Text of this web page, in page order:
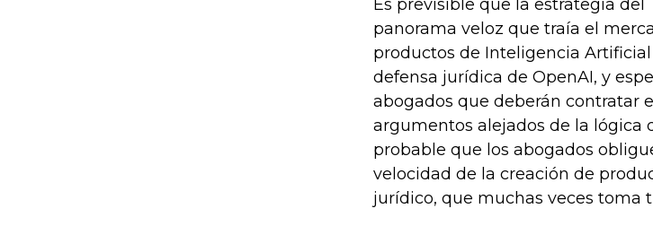
Es previsible que la estrategia del
panorama veloz que traía el
productos de Inteligencia
defensa jurídica de OpenAI, y
abogados que deberán contratar
argumentos alejados de la lógica
probable que los abogados
velocidad de la creación de
jurídico, que muchas veces toma